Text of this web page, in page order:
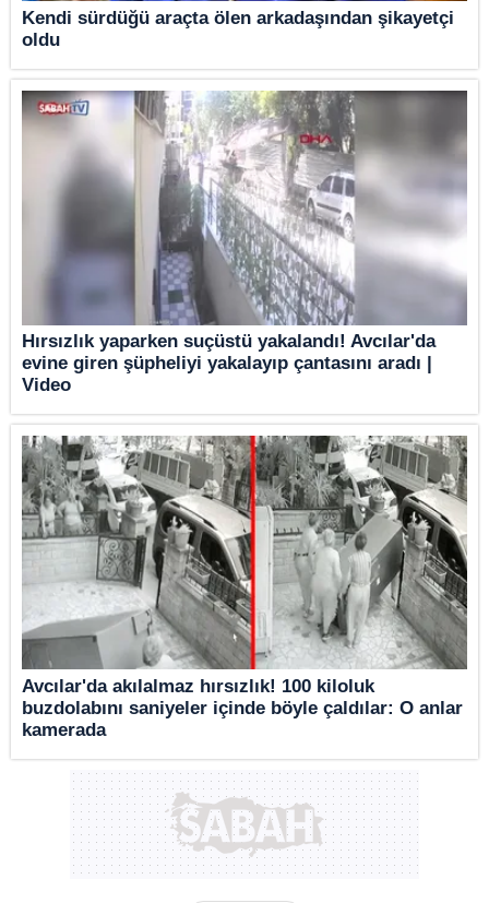
Kendi sürdüğü araçta ölen arkadaşından şikayetçi
oldu
Hırsızlık yaparken suçüstü yakalandı! Avcılar'da
evine giren şüpheliyi yakalayıp çantasını aradı |
Video
Avcılar'da akılalmaz hırsızlık! 100 kiloluk
buzdolabını saniyeler içinde böyle çaldılar: O anlar
kamerada